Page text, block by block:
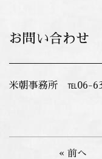
お問い合わせ
米朝事務所 ℡06-
« 前へ